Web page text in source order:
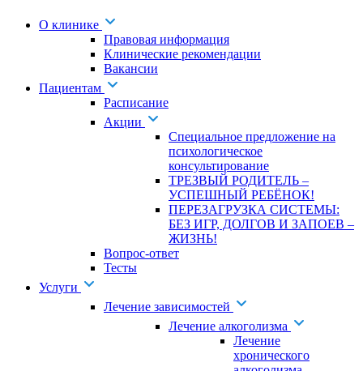
О клинике
Правовая информация
Клинические рекомендации
Вакансии
Пациентам
Расписание
Акции
Специальное предложение на
психологическое
консультирование
ТРЕЗВЫЙ РОДИТЕЛЬ –
УСПЕШНЫЙ РЕБЁНОК!
ПЕРЕЗАГРУЗКА СИСТЕМЫ:
БЕЗ ИГР, ДОЛГОВ И ЗАПОЕВ –
ЖИЗНЬ!
Вопрос-ответ
Тесты
Услуги
Лечение зависимостей
Лечение алкоголизма
Лечение
хронического